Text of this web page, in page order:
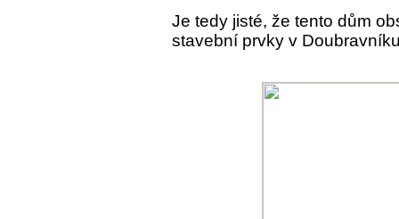
Je tedy jisté, že tento dům
stavební prvky v